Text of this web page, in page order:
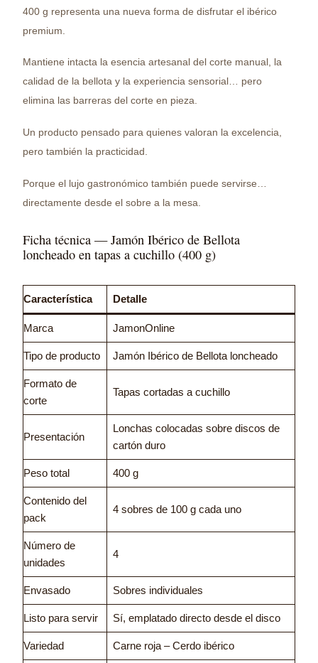
400 g representa una nueva forma de disfrutar el ibérico
premium.
Mantiene intacta la esencia artesanal del corte manual, la
calidad de la bellota y la experiencia sensorial… pero
elimina las barreras del corte en pieza.
Un producto pensado para quienes valoran la excelencia,
pero también la practicidad.
Porque el lujo gastronómico también puede servirse…
directamente desde el sobre a la mesa.
Ficha técnica — Jamón Ibérico de Bellota
loncheado en tapas a cuchillo (400 g)
Característica Detalle
Marca JamonOnline
Tipo de producto Jamón Ibérico de Bellota loncheado
Formato de
corte
Tapas cortadas a cuchillo
Presentación
Lonchas colocadas sobre discos de
cartón duro
Peso total 400 g
Contenido del
pack
4 sobres de 100 g cada uno
Número de
unidades
4
Envasado Sobres individuales
Listo para servir Sí, emplatado directo desde el disco
Variedad Carne roja – Cerdo ibérico